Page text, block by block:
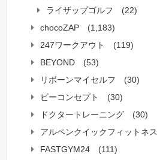
ライザップゴルフ
(22)
chocoZAP
(1,183)
247ワークアウト
(119)
BEYOND
(53)
リボーンマイセルフ
(30)
ビーコンセプト
(30)
ドクタートレーニング
(30)
アルペンクイックフィットネス
FASTGYM24
(111)